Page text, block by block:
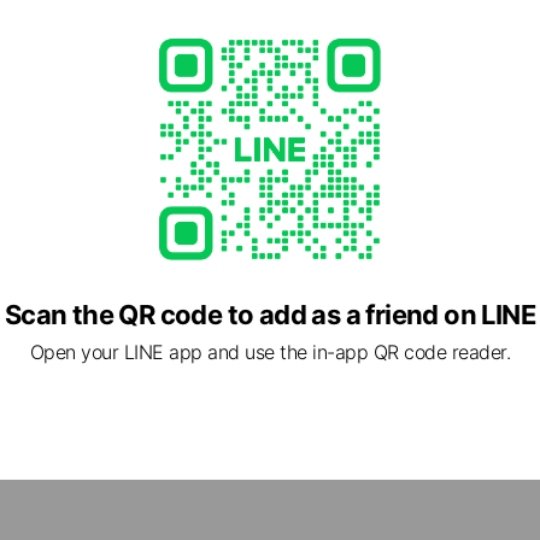
Scan the QR code to add as a friend on LINE
Open your LINE app and use the in-app QR code reader.